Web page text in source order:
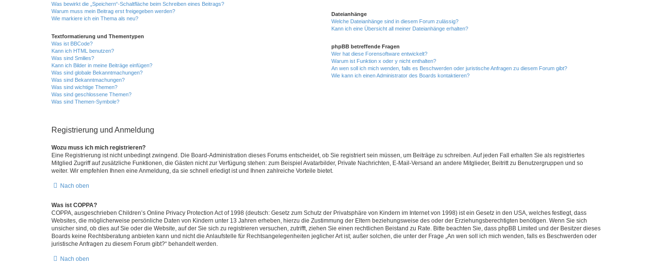
Was bewirkt die „Speichern“-Schaltfläche beim Schreiben eines Beitrags?
Warum muss mein Beitrag erst freigegeben werden?
Wie markiere ich ein Thema als neu?
Textformatierung und Thementypen
Was ist BBCode?
Kann ich HTML benutzen?
Was sind Smilies?
Kann ich Bilder in meine Beiträge einfügen?
Was sind globale Bekanntmachungen?
Was sind Bekanntmachungen?
Was sind wichtige Themen?
Was sind geschlossene Themen?
Was sind Themen-Symbole?
Dateianhänge
Welche Dateianhänge sind in diesem Forum zulässig?
Kann ich eine Übersicht all meiner Dateianhänge erhalten?
phpBB betreffende Fragen
Wer hat diese Forensoftware entwickelt?
Warum ist Funktion x oder y nicht enthalten?
An wen soll ich mich wenden, falls es Beschwerden oder juristische Anfragen zu diesem Forum gibt?
Wie kann ich einen Administrator des Boards kontaktieren?
Registrierung und Anmeldung
Wozu muss ich mich registrieren?
Eine Registrierung ist nicht unbedingt zwingend. Die Board-Administration dieses Forums entscheidet, ob Sie registriert sein müssen, um Beiträge zu schreiben. Auf jeden Fall erhalten Sie als registriertes
Mitglied Zugriff auf zusätzliche Funktionen, die Gästen nicht zur Verfügung stehen: zum Beispiel Avatarbilder, Private Nachrichten, E-Mail-Versand an andere Mitglieder, Beitritt zu Benutzergruppen und so
weiter. Wir empfehlen Ihnen eine Anmeldung, da sie schnell erledigt ist und Ihnen zahlreiche Vorteile bietet.
Nach oben
Was ist COPPA?
COPPA, ausgeschrieben Children’s Online Privacy Protection Act of 1998 (deutsch: Gesetz zum Schutz der Privatsphäre von Kindern im Internet von 1998) ist ein Gesetz in den USA, welches festlegt, dass
Websites, die möglicherweise persönliche Daten von Kindern unter 13 Jahren erheben, hierzu die Zustimmung der Eltern beziehungsweise des oder der Erziehungsberechtigten benötigen. Wenn Sie sich
unsicher sind, ob dies auf Sie oder die Website, auf der Sie sich zu registrieren versuchen, zutrifft, ziehen Sie einen rechtlichen Beistand zu Rate. Bitte beachten Sie, dass phpBB Limited und der Besitzer dieses
Boards keine Rechtsberatung anbieten kann und nicht die Anlaufstelle für Rechtsangelegenheiten jeglicher Art ist; außer solchen, die unter der Frage „An wen soll ich mich wenden, falls es Beschwerden oder
juristische Anfragen zu diesem Forum gibt?“ behandelt werden.
Nach oben